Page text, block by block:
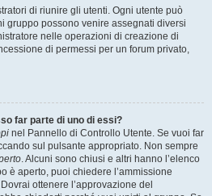
di riunire gli utenti. Ogni utente può
gruppo possono venire assegnati diversi
nelle operazioni di creazione di
di permessi per un forum privato,
far parte di uno di essi?
nel Pannello di Controllo Utente. Se vuoi far
sul pulsante appropriato. Non sempre
. Alcuni sono chiusi e altri hanno l’elenco
è aperto, puoi chiedere l’ammissione
ottenere l’approvazione del